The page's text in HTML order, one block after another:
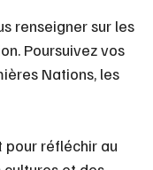
renseigner sur les
Poursuivez vos
Nations, les
pour réfléchir au